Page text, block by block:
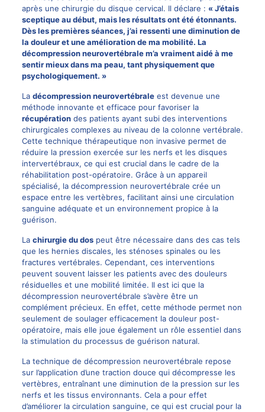
après une chirurgie du disque cervical. Il déclare : « J’étais
sceptique au début, mais les résultats ont été étonnants.
Dès les premières séances, j’ai ressenti une diminution de
la douleur et une amélioration de ma mobilité. La
décompression neurovertébrale m’a vraiment aidé à me
sentir mieux dans ma peau, tant physiquement que
psychologiquement. »
La décompression neurovertébraleest devenue une
méthode innovante et efficace pour favoriser la
récupérationdes patients ayant subi des interventions
chirurgicales complexes au niveau de la colonne vertébrale.
Cette technique thérapeutique non invasive permet de
réduire la pression exercée sur les nerfs et les disques
intervertébraux, ce qui est crucial dans le cadre de la
réhabilitation post-opératoire. Grâce à un appareil
spécialisé, la décompression neurovertébrale crée un
espace entre les vertèbres, facilitant ainsi une circulation
sanguine adéquate et un environnement propice à la
guérison.
La chirurgie du dospeut être nécessaire dans des cas tels
que les hernies discales, les sténoses spinales ou les
fractures vertébrales. Cependant, ces interventions
peuvent souvent laisser les patients avec des douleurs
résiduelles et une mobilité limitée. Il est ici que la
décompression neurovertébrale s’avère être un
complément précieux. En effet, cette méthode permet non
seulement de soulager efficacement la douleur post-
opératoire, mais elle joue également un rôle essentiel dans
la stimulation du processus de guérison natural.
La technique de décompression neurovertébrale repose
sur l’application d’une traction douce qui décompresse les
vertèbres, entraînant une diminution de la pression sur les
nerfs et les tissus environnants. Cela a pour effet
d’améliorer la circulation sanguine, ce qui est crucial pour la